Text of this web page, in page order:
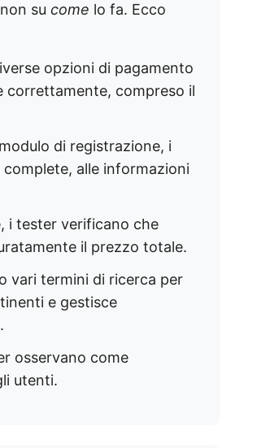
su come lo fa. Ecco
opzioni di pagamento
correttamente, compreso il
di registrazione, i
alle informazioni
i tester verificano che
il prezzo totale.
vari termini di ricerca per
e gestisce
osservano come
utenti.